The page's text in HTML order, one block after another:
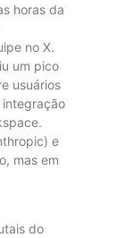
horas da
no X.
um pico
usuários
e
mas em
do